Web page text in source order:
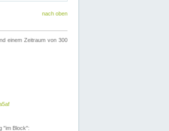
nach oben
einem Zeitraum von 300
"im Block":